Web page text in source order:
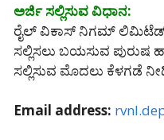
ಅರ್ಜಿ ಸಲ್ಲಿಸುವ ವಿಧಾನ:
ರೈಲ್ ವಿಕಾಸ್ ನಿಗಮ್ ಲಿಮಿಟೆಡ್
ಸಲ್ಲಿಸಲು ಬಯಸುವ ಪುರುಷ
ಸಲ್ಲಿಸುವ ಮೊದಲು ಕೆಳಗಡೆ
Email address: